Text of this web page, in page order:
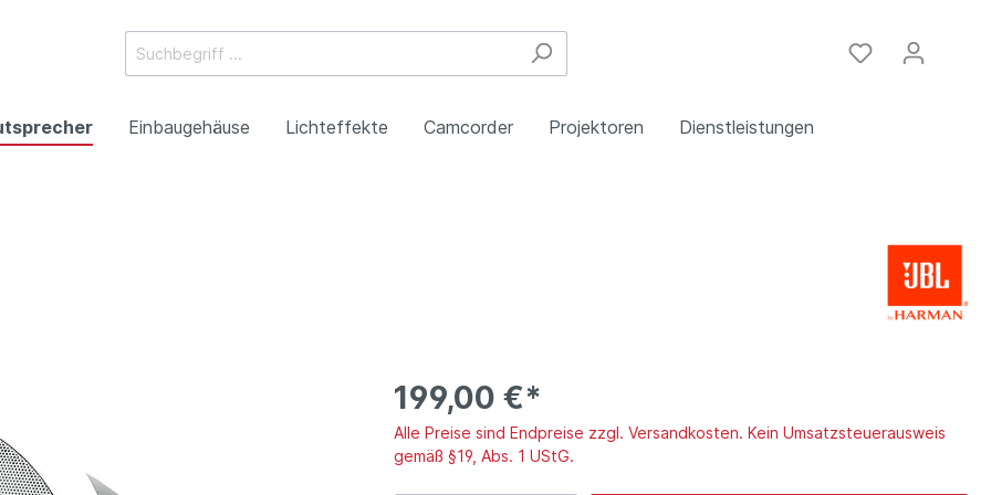
Einbaugehäuse Lichteffekte Camcorder Projektoren Dienstleistungen
199,00 €*
Alle Preise sind Endpreise zzgl. Versandkosten. Kein Umsatzsteuerausweis
gemäß §19, Abs. 1 UStG.